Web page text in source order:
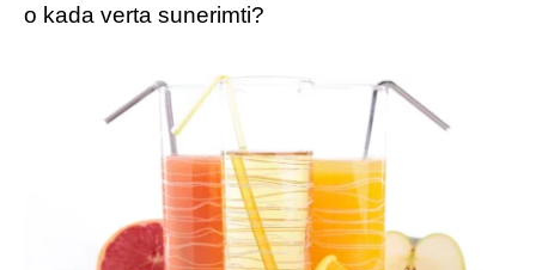
o kada verta sunerimti?